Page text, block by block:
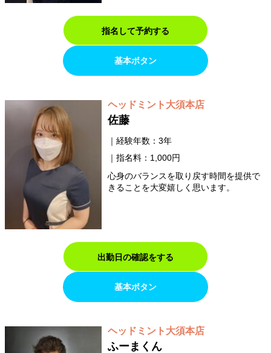
指名して予約する
基本ボタン
ヘッドミント大須本店
佐藤
経験年数：3年
指名料：1,000円
心身のバランスを取り戻す時間を提供で
きることを大変嬉しく思います。
出勤日の確認をする
基本ボタン
ヘッドミント大須本店
ふーまくん